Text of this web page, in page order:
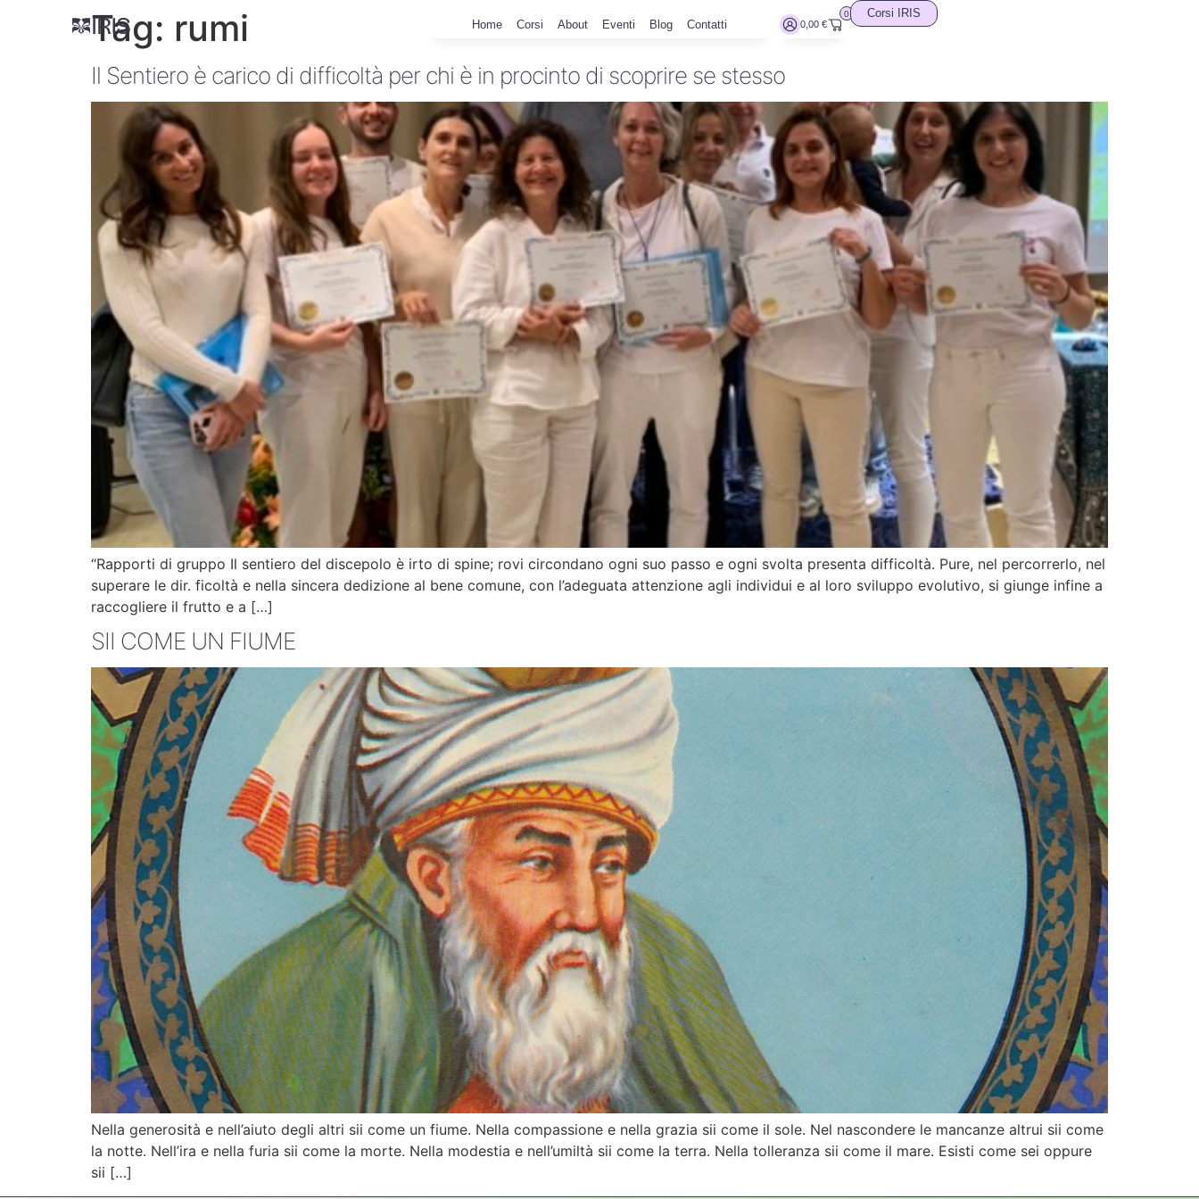
Home Corsi About Eventi Blog Contatti 0,00€
0 Corsi IRIS
Tag: rumi
Il Sentiero è carico di difficoltà per chi è in procinto di scoprire se stesso
“Rapporti di gruppo Il sentiero del discepolo è irto di spine; rovi circondano ogni suo passo e ogni svolta presenta difficoltà. Pure, nel percorrerlo, nel
superare le dir. ficoltà e nella sincera dedizione al bene comune, con l’adeguata attenzione agli individui e al loro sviluppo evolutivo, si giunge infine a
raccogliere il frutto e a […]
SII COME UN FIUME
Nella generosità e nell’aiuto degli altri sii come un fiume. Nella compassione e nella grazia sii come il sole. Nel nascondere le mancanze altrui sii come
la notte. Nell’ira e nella furia sii come la morte. Nella modestia e nell’umiltà sii come la terra. Nella tolleranza sii come il mare. Esisti come sei oppure
sii […]